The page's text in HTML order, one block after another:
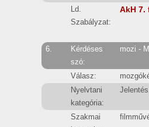
Ld.
Szabályzat:
AkH 7.
6.
Kérdéses
szó:
mozi -
Válasz:
Nyelvtani
kategória:
Szakmai